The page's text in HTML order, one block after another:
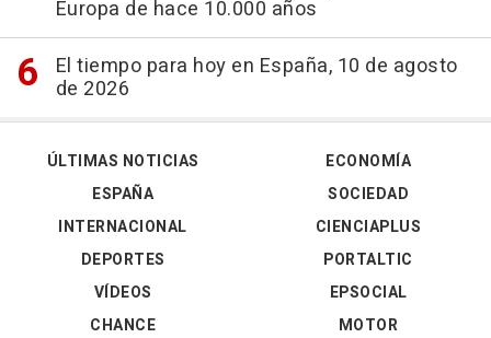
Europa de hace 10.000 años
El tiempo para hoy en España, 10 de agosto
de 2026
ÚLTIMAS NOTICIAS
ESPAÑA
INTERNACIONAL
DEPORTES
VÍDEOS
ECONOMÍA
SOCIEDAD
CIENCIAPLUS
PORTALTIC
EPSOCIAL
CHANCE
MOTOR